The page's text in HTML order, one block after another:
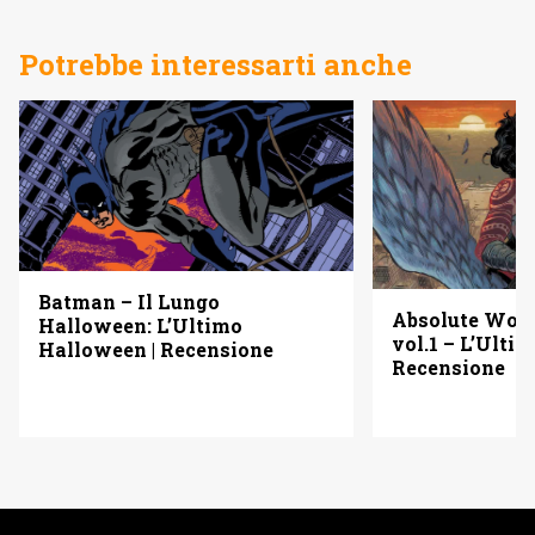
Potrebbe interessarti anche
Batman – Il Lungo
Halloween: L’Ultimo
Halloween | Recensione
Absolute
vol.1 –
Recensione